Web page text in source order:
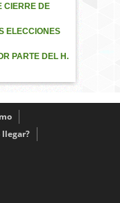
CIERRE DE
ELECCIONES
PARTE DEL H.
llegar?